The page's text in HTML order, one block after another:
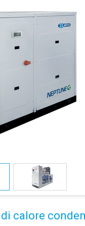
calore